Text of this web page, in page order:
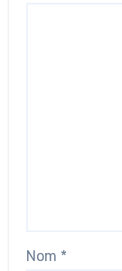
Nom *